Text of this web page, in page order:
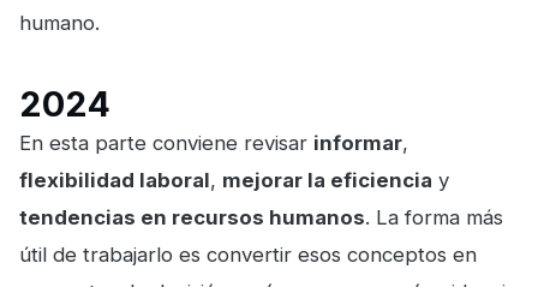
humano.
2024
En esta parte conviene revisar informar,
flexibilidad laboral, mejorar la eficiencia y
tendencias en recursos humanos. La forma más
útil de trabajarlo es convertir esos conceptos en